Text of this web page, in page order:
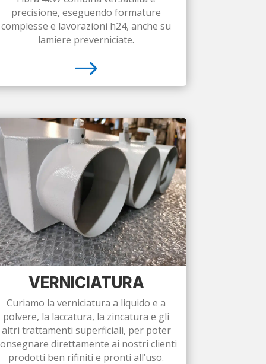
precisione, eseguendo formature
complesse e lavorazioni h24, anche su
lamiere preverniciate.
$
VERNICIATURA
Curiamo la verniciatura a liquido e a
polvere, la laccatura, la zincatura e gli
altri trattamenti superficiali, per poter
direttamente ai nostri clienti
prodotti ben rifiniti e pronti all’uso.